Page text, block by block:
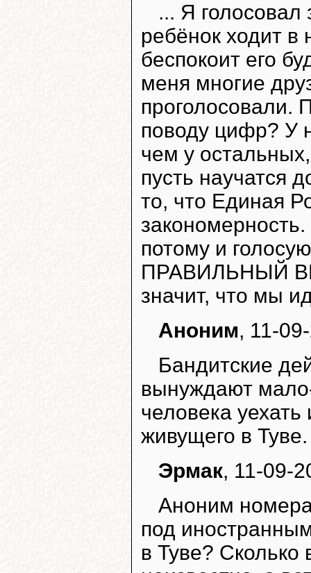
... Я
ребёнок ходит в
беспокоит его
меня многие
проголосовали.
поводу цифр? У
чем у
пусть научатся
то, что Единая
потому и
ПРАВИЛЬНЫЙ
значит, что мы
Аноним, 11-
Бандитские
вынуждают
человека
живущего в Туве.
Эрмак, 11-09-
Аноним
под
в Туве? Сколько